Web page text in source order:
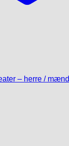
– herre / mænd